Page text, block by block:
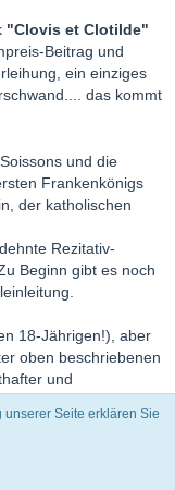
"Clovis et Clotilde"
Beitrag und
ein einziges
das kommt
und die
Frankenkönigs
der katholischen
Rezitativ-
Beginn gibt es noch
18-Jährigen!), aber
oben beschriebenen
und
Seite erklären Sie